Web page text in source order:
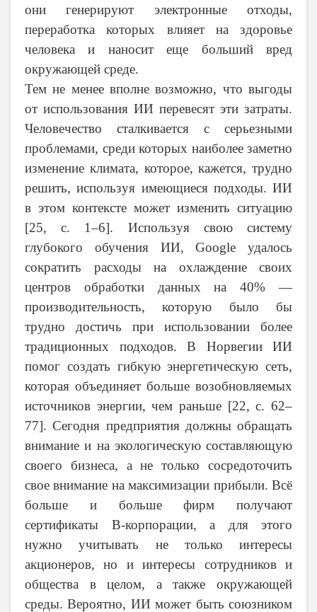
они генерируют электронные отходы,
переработка которых влияет на здоровье
человека и наносит еще больший вред
окружающей среде.
Тем не менее вполне возможно, что выгоды
от использования ИИ перевесят эти затраты.
Человечество сталкивается с серьезными
проблемами, среди которых наиболее заметно
изменение климата, которое, кажется, трудно
решить, используя имеющиеся подходы. ИИ
в этом контексте может изменить ситуацию
[25,c. 1–6]. Используя свою систему
глубокого обучения ИИ, Google удалось
сократить расходы на охлаждение своих
центров обработки данных на 40% —
производительность, которую было бы
трудно достичь при использовании более
традиционных подходов. В Норвегии ИИ
помог создать гибкую энергетическую сеть,
которая объединяет больше возобновляемых
источников энергии, чем раньше [22,c. 62–
77]. Сегодня предприятия должны обращать
внимание и на экологическую составляющую
своего бизнеса, а не только сосредоточить
свое внимание на максимизации прибыли. Всё
больше и больше фирм получают
сертификаты B-корпорации, а для этого
нужно учитывать не только интересы
акционеров, но и интересы сотрудников и
общества в целом, а также окружающей
среды. Вероятно, ИИ может быть союзником